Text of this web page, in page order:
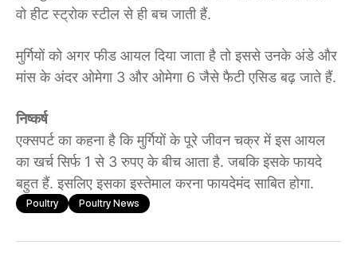
वो हीट स्ट्रोक स्टील से ही बच जाती हैं.
मुर्गियों को अगर फीड आयल दिया जाता है तो इससे उनके अंडे और
मांस के अंदर ओमेगा 3 और ओमेगा 6 जैसे फैटी एसिड बढ़ जाते हैं.
निष्कर्ष
एक्सपर्ट का कहना है कि मुर्गियों के पूरे जीवन चक्र में इस आयल
का खर्च सिर्फ 1 से 3 रुपए के बीच आता है. जबकि इसके फायदे
बहुत हैं. इसलिए इसका इस्तेमाल करना फायदेमंद साबित होगा.
Poultry Poultry News